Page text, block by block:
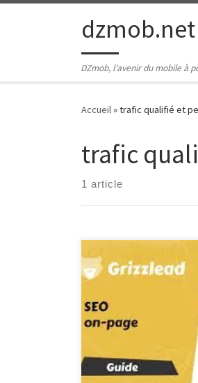
Passer au contenudzmob.net
DZmob, l'avenir du mobile à
Accueil»trafic qualifié et
trafic
1 article
Les articles optimisés
performant Les articles
élément essentiel pour
ligne. En effet, le SEO,
un rôle crucial dans la
moteurs de recherche […]